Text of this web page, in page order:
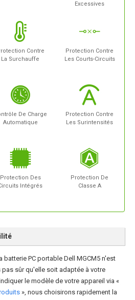
Excessives
Contre
La Surchauffe
Protection Contre
Les Courts-Circuits
De Charge
Automatique
Protection Contre
Les Surintensités
Protection Des
Intégrés
Protection De
Classe A
batterie PC portable Dell MGCM5 n'est
sûr qu'elle soit adaptée à votre
le modèle de votre appareil via «
», nous choisirons rapidement la